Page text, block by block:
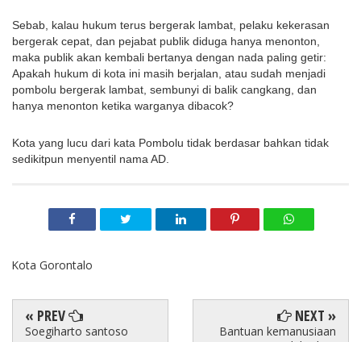
Sebab, kalau hukum terus bergerak lambat, pelaku kekerasan
bergerak cepat, dan pejabat publik diduga hanya menonton,
maka publik akan kembali bertanya dengan nada paling getir:
Apakah hukum di kota ini masih berjalan, atau sudah menjadi
pombolu bergerak lambat, sembunyi di balik cangkang, dan
hanya menonton ketika warganya dibacok?
Kota yang lucu dari kata Pombolu tidak berdasar bahkan tidak
sedikitpun menyentil nama AD.
Kota Gorontalo
« PREV
Soegiharto santoso
NEXT »
Bantuan kemanusiaan